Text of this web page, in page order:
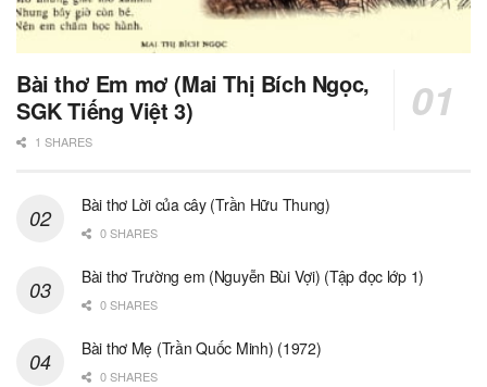
Bài thơ Em mơ (Mai Thị Bích Ngọc,
SGK Tiếng Việt 3)
1 SHARES
Bài thơ Lời của cây (Trần Hữu Thung)
0 SHARES
Bài thơ Trường em (Nguyễn Bùi Vợi) (Tập đọc lớp 1)
0 SHARES
Bài thơ Mẹ (Trần Quốc Minh) (1972)
0 SHARES